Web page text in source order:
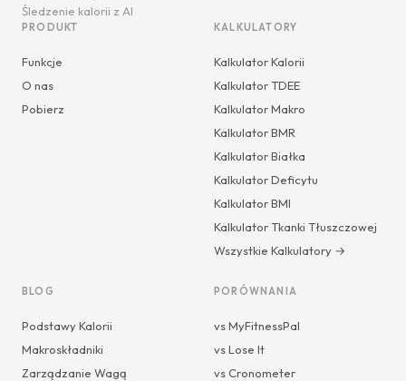
Śledzenie kalorii z AI
PRODUKT
Funkcje
O nas
Pobierz
KALKULATORY
Kalkulator Kalorii
Kalkulator TDEE
Kalkulator Makro
Kalkulator BMR
Kalkulator Białka
Kalkulator Deficytu
Kalkulator BMI
Kalkulator Tkanki Tłuszczowej
Wszystkie Kalkulatory →
BLOG
Podstawy Kalorii
Makroskładniki
Zarządzanie Wagą
PORÓWNANIA
vs MyFitnessPal
vs Lose It
vs Cronometer